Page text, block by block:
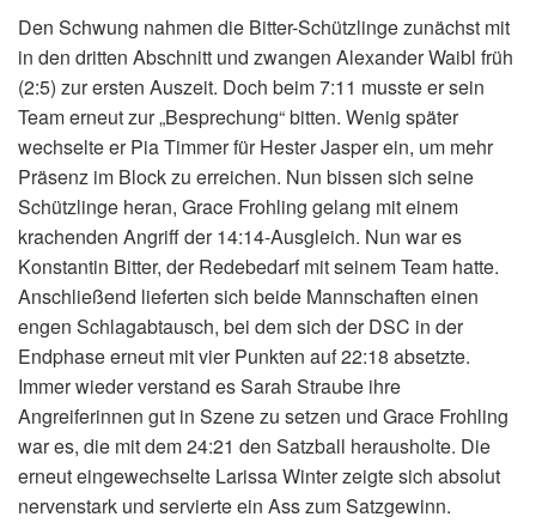
Den Schwung nahmen die Bitter-Schützlinge zunächst mit
in den dritten Abschnitt und zwangen Alexander Waibl früh
(2:5) zur ersten Auszeit. Doch beim 7:11 musste er sein
Team erneut zur „Besprechung“ bitten. Wenig später
wechselte er Pia Timmer für Hester Jasper ein, um mehr
Präsenz im Block zu erreichen. Nun bissen sich seine
Schützlinge heran, Grace Frohling gelang mit einem
krachenden Angriff der 14:14-Ausgleich. Nun war es
Konstantin Bitter, der Redebedarf mit seinem Team hatte.
Anschließend lieferten sich beide Mannschaften einen
engen Schlagabtausch, bei dem sich der DSC in der
Endphase erneut mit vier Punkten auf 22:18 absetzte.
Immer wieder verstand es Sarah Straube ihre
Angreiferinnen gut in Szene zu setzen und Grace Frohling
war es, die mit dem 24:21 den Satzball herausholte. Die
erneut eingewechselte Larissa Winter zeigte sich absolut
nervenstark und servierte ein Ass zum Satzgewinn.